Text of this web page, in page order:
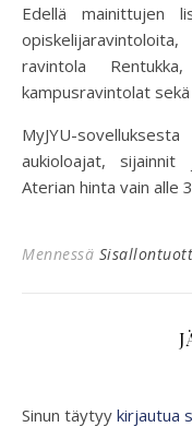
Edellä mainittujen
ravintola Rentukka,
kampusravintolat
MyJYU-
aukioloajat,
Aterian hinta vain alle
Mennessä
Sinun täytyy kirjautua